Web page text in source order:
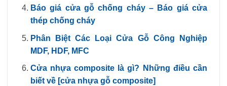
Báo giá cửa gỗ chống cháy – Báo giá cửa
thép chống cháy
Phân Biệt Các Loại Cửa Gỗ Công Nghiệp
MDF, HDF, MFC
Cửa nhựa composite là gì? Những điều cần
biết về [cửa nhựa gỗ composite]